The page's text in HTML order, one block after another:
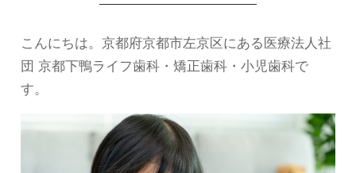
こんにちは。京都府京都市左京区にある医療法人社
団 京都下鴨ライフ歯科・矯正歯科・小児歯科で
す。